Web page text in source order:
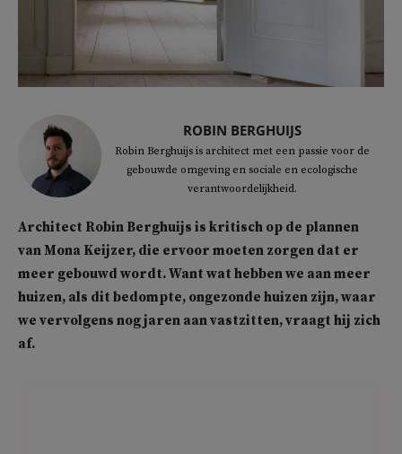
ROBIN BERGHUIJS
Robin Berghuijs is architect met een passie voor de
gebouwde omgeving en sociale en ecologische
verantwoordelijkheid.
Architect Robin Berghuijs is kritisch op de plannen
van Mona Keijzer, die ervoor moeten zorgen dat er
meer gebouwd wordt. Want wat hebben we aan meer
huizen, als dit bedompte, ongezonde huizen zijn, waar
we vervolgens nog jaren aan vastzitten, vraagt hij zich
af.